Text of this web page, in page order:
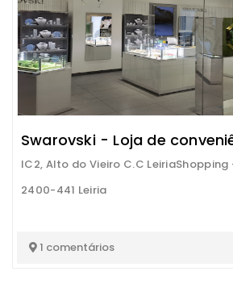
Swarovski - Loja de
IC2, Alto do Vieiro C.C LeiriaShopping
2400-441 Leiria
1 comentários